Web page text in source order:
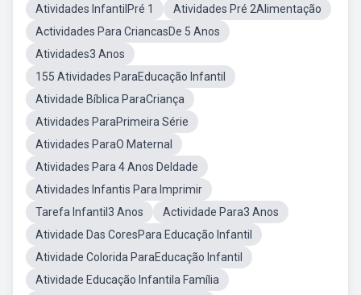
Atividades InfantilPré 1
Atividades Pré 2Alimentação
Actividades Para CriancasDe 5 Anos
Atividades3 Anos
155 Atividades ParaEducação Infantil
Atividade Bíblica ParaCriança
Atividades ParaPrimeira Série
Atividades ParaO Maternal
Atividades Para 4 Anos DeIdade
Atividades Infantis Para Imprimir
Tarefa Infantil3 Anos
Actividade Para3 Anos
Atividade Das CoresPara Educação Infantil
Atividade Colorida ParaEducação Infantil
Atividade Educação Infantila Família